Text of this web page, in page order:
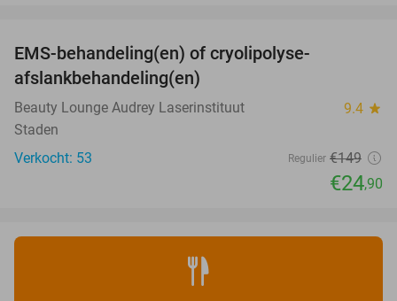
EMS-behandeling(en) of cryolipolyse-
afslankbehandeling(en)
Beauty Lounge Audrey Laserinstituut 9.4 star
Staden
Verkocht: 53
Regulier €149
€24,90